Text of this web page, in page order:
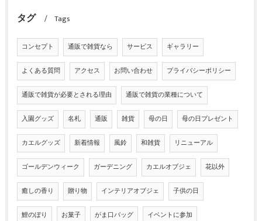
タグ Tags
コンセプト 通販で雑貨なら サービス ギャラリー
よくある質問 アクセス お問い合わせ プライバシーポリシー
通販で雑貨が必要とされる理由 通販で雑貨の業種について
入園グッズ 名札 通販 雑貨 母の日 母の日プレゼント
カエルグッズ 新着情報 風鈴 和雑貨 リニューアル
ゴールデンウィーク ガーデニング カエルオブジェ 花以外
癒しの香り 贈り物 インテリアオブジェ 子供の日
鯉のぼり お菓子 がま口バッグ イベントに参加